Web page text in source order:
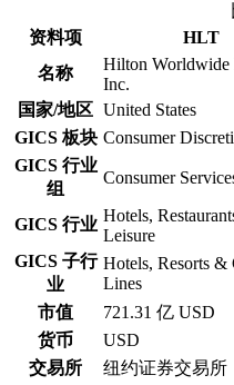
资料项
HLT
名称
Hilton Worldwide
Inc.
国家/地区 United States
GICS 板块 Consumer
GICS 行业
组
Consumer
GICS 行业 Hotels,
Leisure
GICS 子行
业
Hotels, Resorts &
Lines
市值 721.31 亿 USD
货币
USD
交易所
纽约证券交易所